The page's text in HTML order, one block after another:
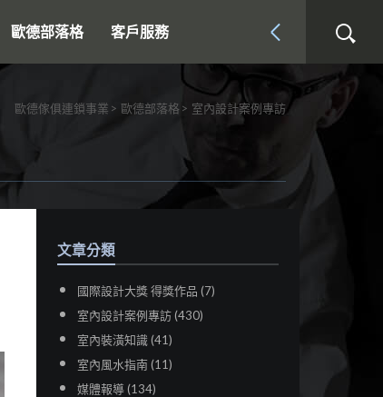
歐德部落格 客戶服務
歐德傢俱連鎖事業 歐德部落格 室內設計案例專訪
文章分類
國際設計大獎 得獎作品 (7)
室內設計案例專訪 (430)
室內裝潢知識 (41)
室內風水指南 (11)
媒體報導 (134)